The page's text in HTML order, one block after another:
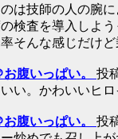
は技師の人の腕
検査を導入しよ
そんな感じだけ
腹いっぱい。 投
い。かわいいヒ
腹いっぱい。 投